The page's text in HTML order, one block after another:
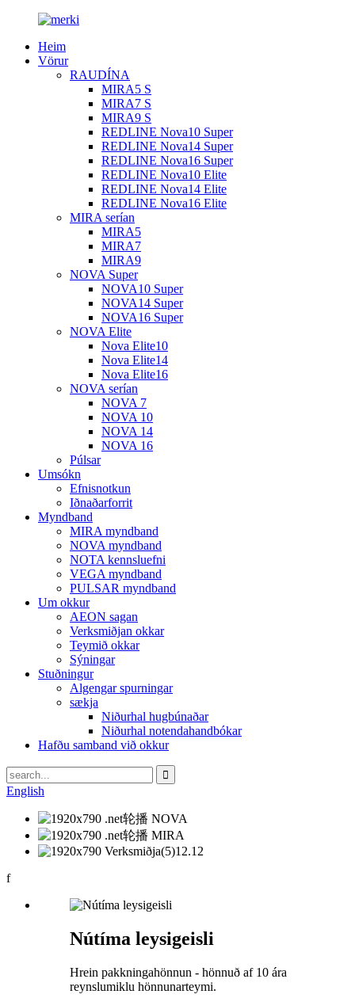
Heim
Vörur
RAUDÍNA
MIRA5 S
MIRA7 S
MIRA9 S
REDLINE Nova10 Super
REDLINE Nova14 Super
REDLINE Nova16 Super
REDLINE Nova10 Elite
REDLINE Nova14 Elite
REDLINE Nova16 Elite
MIRA serían
MIRA5
MIRA7
MIRA9
NOVA Super
NOVA10 Super
NOVA14 Super
NOVA16 Super
NOVA Elite
Nova Elite10
Nova Elite14
Nova Elite16
NOVA serían
NOVA 7
NOVA 10
NOVA 14
NOVA 16
Púlsar
Umsókn
Efnisnotkun
Iðnaðarforrit
Myndband
MIRA myndband
NOVA myndband
NOTA kennsluefni
VEGA myndband
PULSAR myndband
Um okkur
AEON sagan
Verksmiðjan okkar
Teymið okkar
Sýningar
Stuðningur
Algengar spurningar
sækja
Niðurhal hugbúnaðar
Niðurhal notendahandbókar
Hafðu samband við okkur
English
f
Nútíma leysigeisli
Hrein pakkningahönnun - hönnuð af 10 ára
reynslumiklu hönnunarteymi.